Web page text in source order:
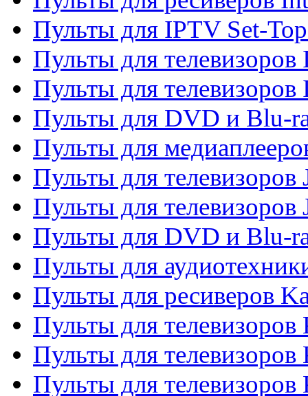
Пульты для IPTV Set-
Пульты для телевизоров
Пульты для телевизоров
Пульты для DVD и Blu-
Пульты для
Пульты для телевизоров
Пульты для телевизоров
Пульты для DVD и Blu-
Пульты для
Пульты для ресиверов
Пульты для телевизоров
Пульты для телевизоров
Пульты для телевизоров